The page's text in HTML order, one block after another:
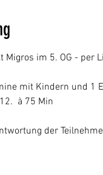
Migros im 5. OG - per
mit Kindern und 1
à 75 Min
der